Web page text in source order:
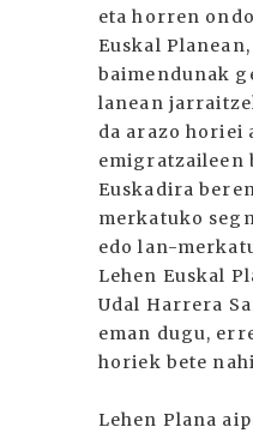
eta horren
Euskal
baimendunak
lanean
da arazo horiei
emigratzaileen
Euskadira
merkatuko
edo lan-
Lehen Euskal
Udal Harrera
eman dugu,
horiek bete
Lehen Plana